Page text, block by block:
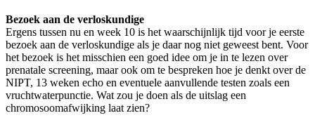
Bezoek aan de verloskundige
Ergens tussen nu en week 10 is het waarschijnlijk tijd voor je eerste
bezoek aan de verloskundige als je daar nog niet geweest bent. Voor
het bezoek is het misschien een goed idee om je in te lezen over
prenatale screening, maar ook om te bespreken hoe je denkt over de
NIPT, 13 weken echo en eventuele aanvullende testen zoals een
vruchtwaterpunctie. Wat zou je doen als de uitslag een
chromosoomafwijking laat zien?